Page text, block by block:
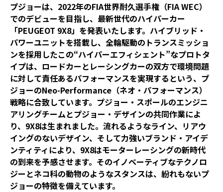
プジョーは、2022年のFIA世界耐久選手権（FIA WEC）
でのデビューを目指し、最新世代のハイパーカー
「PEUGEOT 9X8」を発表いたします。ハイブリッド・
パワーユニットを搭載し、全輪駆動のトランスミッショ
ンを採用したこの“ハイパーエフィシェント”なプロトタ
イプは、ロードカーとレーシングカーの双方で環境問題
に対して責任あるパフォーマンスを実現するという、プ
ジョーのNeo-Performance（ネオ・パフォーマンス）
戦略に合致しています。プジョー・スポールのエンジニ
アリングチームとプジョー・デザインの共同作業によ
り、9X8は生まれました。流れるようなライン、リアウ
イングのないデザイン、そして力強いブランド・アイデ
ンティティにより、9X8はモーターレーシングの新時代
の到来を予感させます。そのイノベーティブなテクノロ
ジーとネコ科の動物のようなスタンスは、紛れもないプ
ジョーの特徴を備えています。